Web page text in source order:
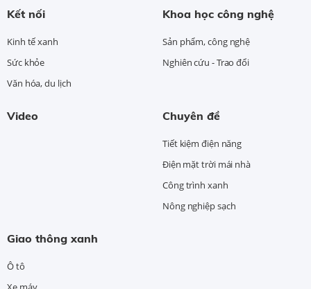
Kết nối
Kinh tế xanh
Sức khỏe
Văn hóa, du lịch
Khoa học công nghệ
Sản phẩm, công nghệ
Nghiên cứu - Trao đổi
Video Chuyên đề
Tiết kiệm điện năng
Điện mặt trời mái nhà
Công trình xanh
Nông nghiệp sạch
Giao thông xanh
Ô tô